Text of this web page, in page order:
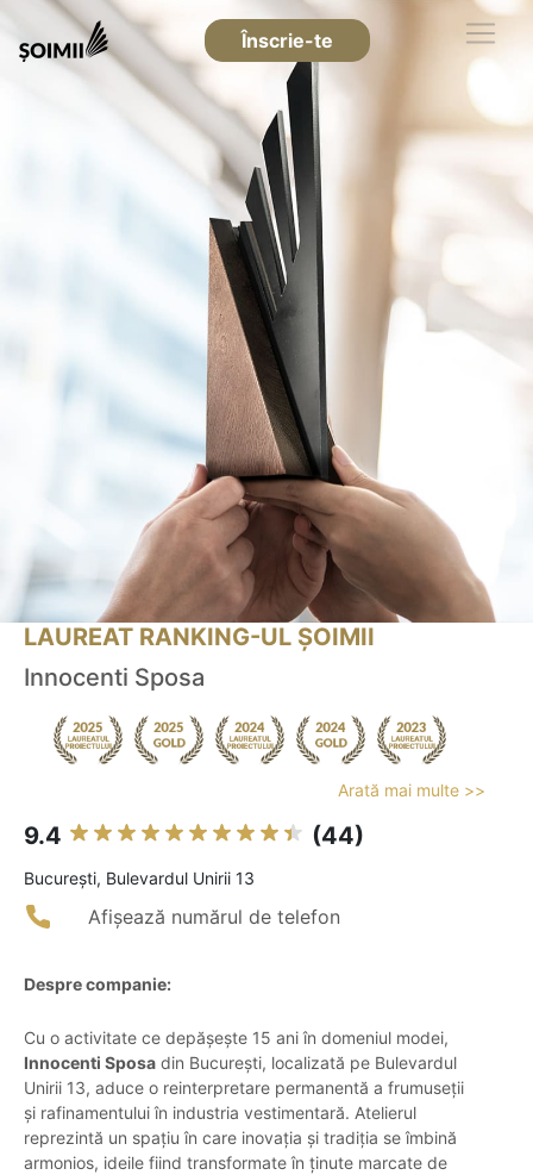
Înscrie-te
LAUREAT RANKING-UL ȘOIMII
Innocenti Sposa
Arată mai multe >>
9.4 (44)
Bucureşti, Bulevardul Unirii 13
Afișează numărul de telefon
Despre companie:
Cu o activitate ce depășește 15 ani în domeniul modei,
Innocenti Sposa din București, localizată pe Bulevardul
Unirii 13, aduce o reinterpretare permanentă a frumuseții
și rafinamentului în industria vestimentară. Atelierul
reprezintă un spațiu în care inovația și tradiția se îmbină
armonios, ideile fiind transformate în ținute marcate de